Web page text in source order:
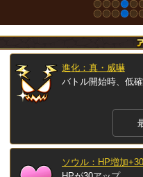
進化：真・威嚇
バトル開始時、低
ソウル：HP増加+30